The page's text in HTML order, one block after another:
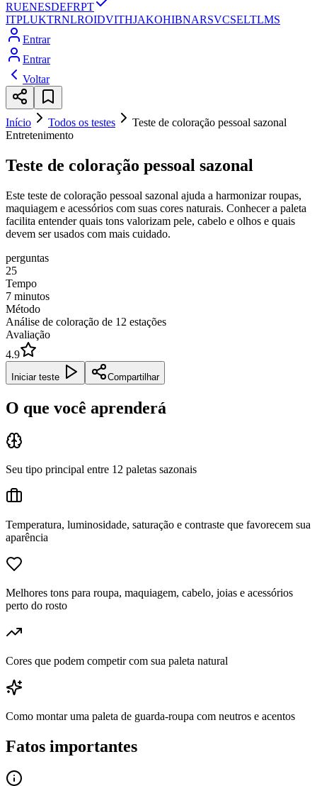
RUENESDEFRPT
ITPLUKTRNLROIDVITHJAKOHIBNARSVCSELTLMS
Entrar
Entrar
Voltar
Início Todos os testes
Teste de coloração pessoal sazonal
Entretenimento
Teste de coloração pessoal sazonal
Este teste de coloração pessoal sazonal ajuda a harmonizar roupas,
maquiagem e acessórios com suas cores naturais. Conhecer a paleta
facilita entender quais tons valorizam pele, cabelo e olhos e quais
devem ser usados com mais cuidado.
perguntas
25
Tempo
7 minutos
Método
Análise de coloração de 12 estações
Avaliação
4.9
Iniciar teste Compartilhar
O que você aprenderá
Seu tipo principal entre 12 paletas sazonais
Temperatura, luminosidade, saturação e contraste que favorecem sua
aparência
Melhores tons para roupa, maquiagem, cabelo, joias e acessórios
perto do rosto
Cores que podem competir com sua paleta natural
Como montar uma paleta de guarda-roupa com neutros e acentos
Fatos importantes